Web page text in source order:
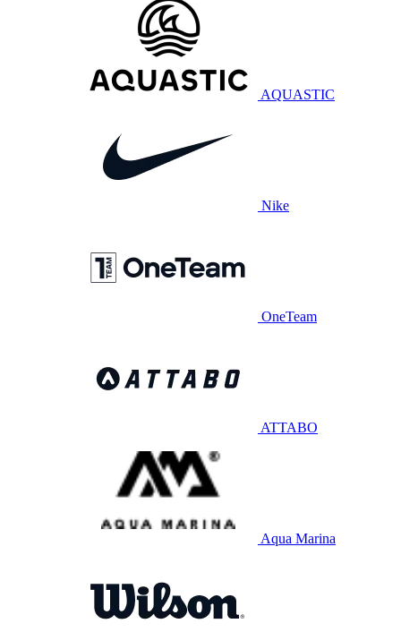
AQUASTIC
Nike
OneTeam
ATTABO
Aqua Marina